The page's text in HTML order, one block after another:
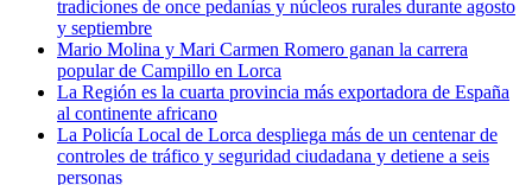
tradiciones de once pedanías y núcleos rurales durante agosto
y septiembre
Mario Molina y Mari Carmen Romero ganan la carrera
popular de Campillo en Lorca
La Región es la cuarta provincia más exportadora de España
al continente africano
La Policía Local de Lorca despliega más de un centenar de
controles de tráfico y seguridad ciudadana y detiene a seis
personas